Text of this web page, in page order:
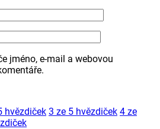
jméno, e-mail a webovou
hvězdiček 3 ze 5 hvězdiček 4 ze